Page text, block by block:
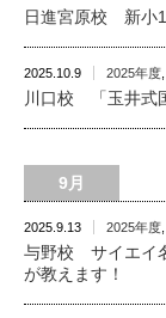
日進宮原校 新小1
2025.10.9 2025年度
川口校 「玉井式
9月
2025.9.13 2025年度
与野校 サイエイ
が教えます！